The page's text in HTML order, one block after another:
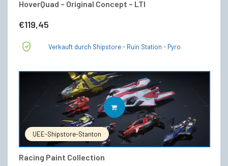
HoverQuad – Original Concept – LTI
€119,45
Verkauft durch Shipstore - Ruin Station - Pyro
UEE-Shipstore-Stanton
Racing Paint Collection
IN DEN WARENKORB